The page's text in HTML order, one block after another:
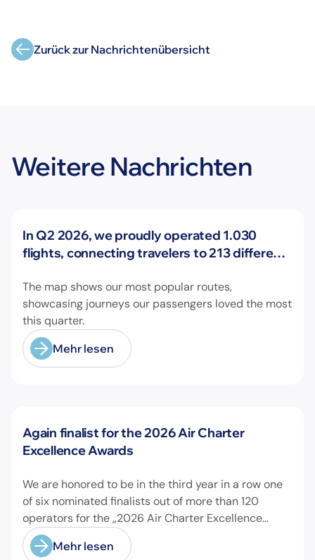
Zurück zur Nachrichtenübersicht
Weitere Nachrichten
Neuigkeiten
In Q2 2026, we proudly operated 1.030
flights, connecting travelers to 213 different
The map shows our most popular routes,
showcasing journeys our passengers loved the most
this quarter.
Mehr lesen
Neuigkeiten
Again finalist for the 2026 Air Charter
Excellence Awards
We are honored to be in the third year in a row one
of six nominated finalists out of more than 120
operators for the „2026 Air Charter Excellence
Awards“ in the category „Executive Passenger
Charter Operator of the Year (18 seats or less)“!
Mehr lesen